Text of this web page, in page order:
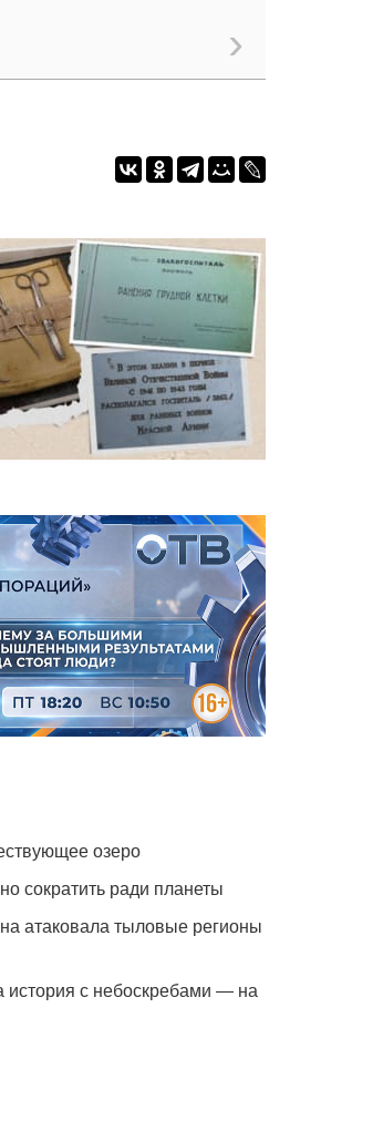
озеро
сократить ради планеты
атаковала тыловые регионы
история с небоскребами — на